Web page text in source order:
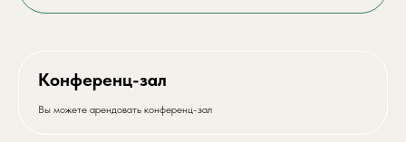
Конференц-зал
Вы можете арендовать конференц-зал